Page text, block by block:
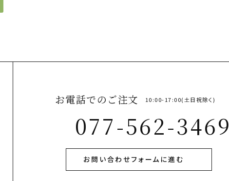
お電話でのご注文
077-562-3469
10:00-17:00(土日祝除く)
お問い合わせフォームに進む